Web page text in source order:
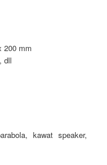
200 mm
dll
kawat speaker,